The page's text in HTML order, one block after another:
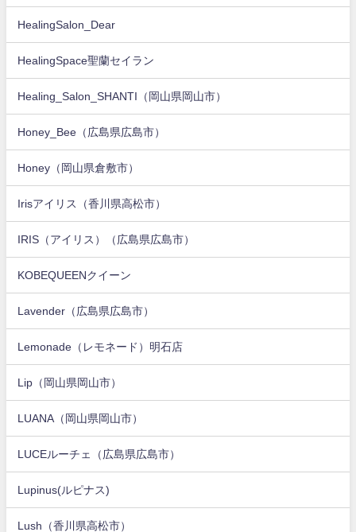
HealingSalon_Dear
HealingSpace聖蘭セイラン
Healing_Salon_SHANTI（岡山県岡山市）
Honey_Bee（広島県広島市）
Honey（岡山県倉敷市）
Irisアイリス（香川県高松市）
IRIS（アイリス）（広島県広島市）
KOBEQUEENクイーン
Lavender（広島県広島市）
Lemonade（レモネード）明石店
Lip（岡山県岡山市）
LUANA（岡山県岡山市）
LUCEルーチェ（広島県広島市）
Lupinus(ルピナス)
Lush（香川県高松市）